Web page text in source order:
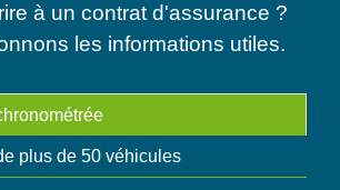
à un contrat d'assurance ?
les informations utiles.
plus de 50 véhicules